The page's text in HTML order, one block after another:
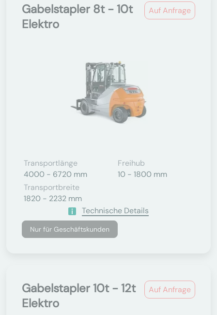
Auf Anfrage
Gabelstapler 8t - 10t
Elektro
Transportlänge
4000 - 6720 mm
Freihub
10 - 1800 mm
Transportbreite
1820 - 2232 mm
Technische Details
Nur für Geschäftskunden
Auf Anfrage
Gabelstapler 10t - 12t
Elektro